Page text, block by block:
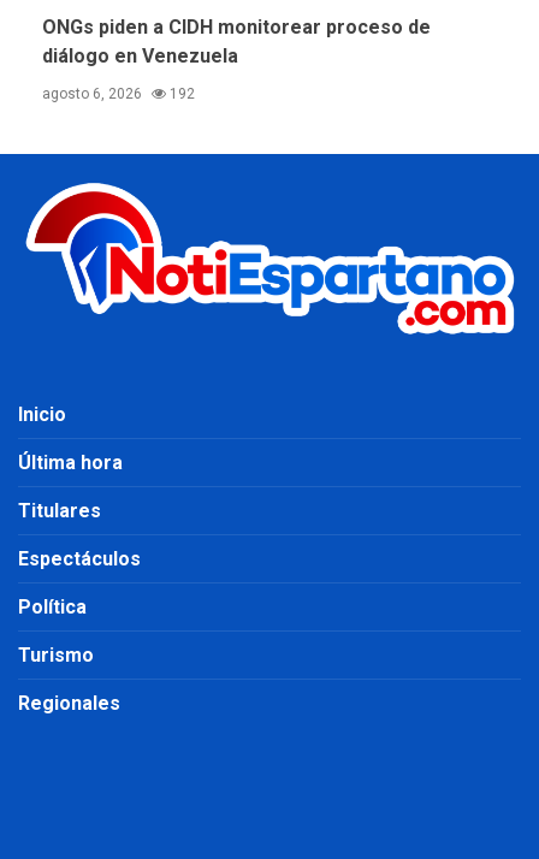
ONGs piden a CIDH monitorear proceso de
diálogo en Venezuela
agosto 6, 2026 192
Inicio
Última hora
Titulares
Espectáculos
Política
Turismo
Regionales